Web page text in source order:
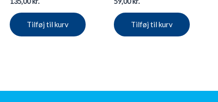
Tilføj til kurv Tilføj til kurv